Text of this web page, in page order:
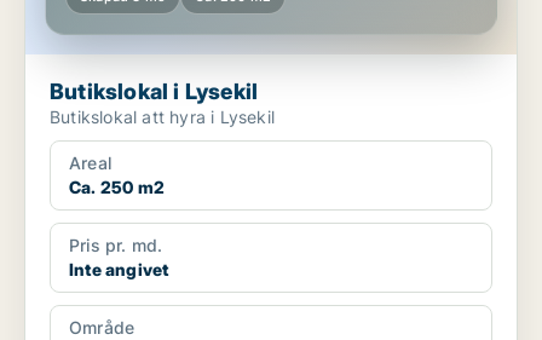
Butikslokal i Lysekil
Butikslokal att hyra i Lysekil
Areal
Ca. 250 m2
Pris pr. md.
Inte angivet
Område